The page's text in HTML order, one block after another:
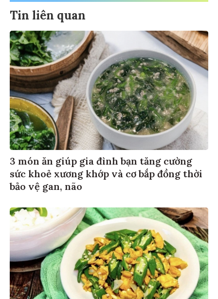
Tin liên quan
3 món ăn giúp gia đình bạn tăng cường
sức khoẻ xương khớp và cơ bắp đồng thời
bảo vệ gan, não